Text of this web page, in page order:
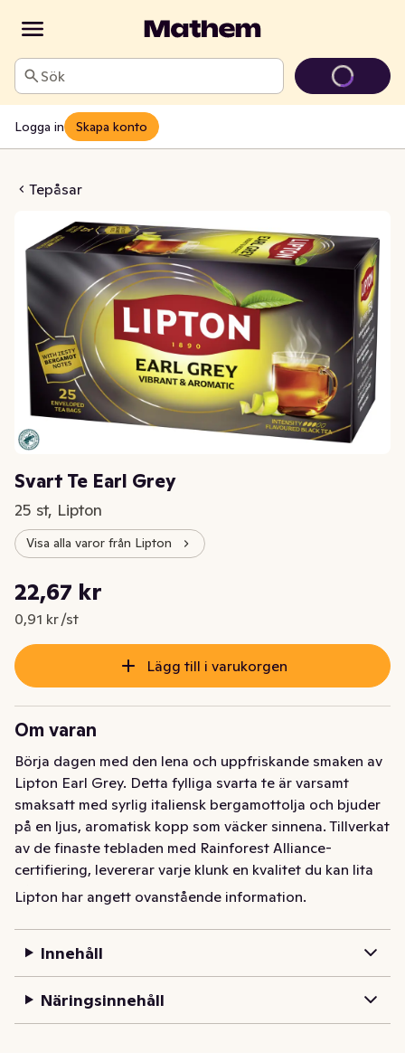
Sök
Logga in Skapa konto
Tepåsar
Earl Grey
Svart Te Earl Grey
25 st, Lipton
Visa alla varor från Lipton
Nuvarande pris är: 22,67 kr
22,67 kr
0,91 kr /st
Styckpris: 0,91 kr /st
Lägg till i varukorgen
Om varan
Börja dagen med den lena och uppfriskande smaken av
Lipton Earl Grey. Detta fylliga svarta te är varsamt
smaksatt med syrlig italiensk bergamottolja och bjuder
på en ljus, aromatisk kopp som väcker sinnena. Tillverkat
av de finaste tebladen med Rainforest Alliance-
certifiering, levererar varje klunk en kvalitet du kan lita
på och en smak du kommer att älska. Njut av det som
en nypa sötma – det är din perfekta kopp, på ditt sätt.
Lipton har angett ovanstående information.
Innehåll
Näringsinnehåll